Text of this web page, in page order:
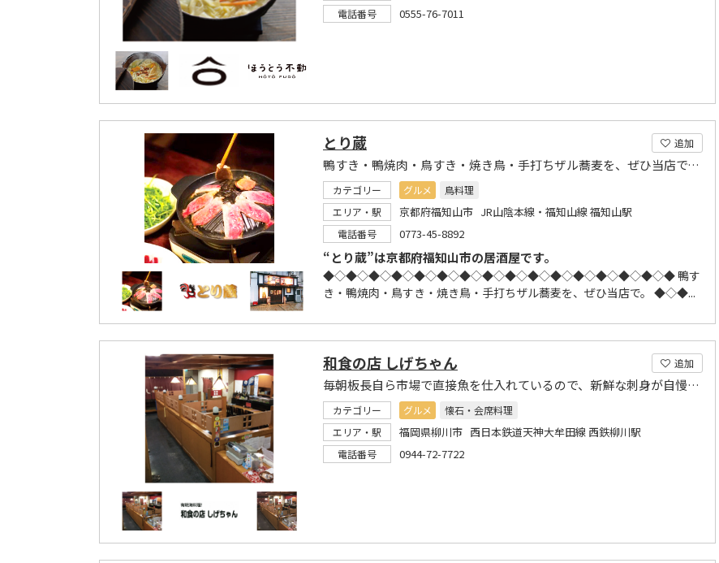
電話番号 0555-76-7011
追加
とり蔵
鴨すき・鴨焼肉・鳥すき・焼き鳥・手打ちザル蕎麦を、ぜひ当店で。H28.8より別館OPEN
カテゴリー グルメ
鳥料理
エリア・駅
京都府福知山市 JR山陰本線・福知山線 福知山駅
電話番号 0773-45-8892
“とり蔵”は京都府福知山市の居酒屋です。
◆◇◆◇◆◇◆◇◆◇◆◇◆◇◆◇◆◇◆◇◆◇◆◇◆◇◆◇◆◇◆ 鴨す
き・鴨焼肉・鳥すき・焼き鳥・手打ちザル蕎麦を、ぜひ当店で。 ◆◇◆...
追加
和食の店 しげちゃん
毎朝板長自ら市場で直接魚を仕入れているので、新鮮な刺身が自慢です。
カテゴリー グルメ
懐石・会席料理
エリア・駅
福岡県柳川市 西日本鉄道天神大牟田線 西鉄柳川駅
電話番号 0944-72-7722